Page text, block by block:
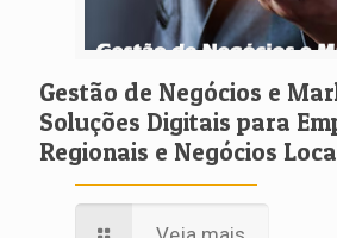
Gestão de Negócios e
Soluções Digitais para
Regionais e Negócios